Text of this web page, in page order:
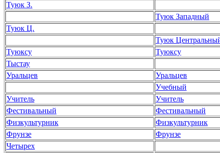
Туюк З.
Туюк Западный
Туюк Ц.
Туюк
Туюксу
Туюксу
Тыстау
Уральцев
Уральцев
Учебный
Учитель
Учитель
Фестивальный
Фестивальный
Физкультурник
Физкультурник
Фрунзе
Фрунзе
Четырех